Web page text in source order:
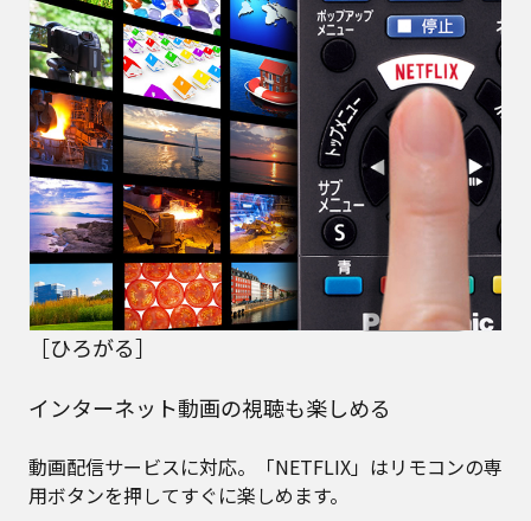
［ひろがる］
インターネット動画の視聴も楽しめる
動画配信サービスに対応。「NETFLIX」はリモコンの専
用ボタンを押してすぐに楽しめます。